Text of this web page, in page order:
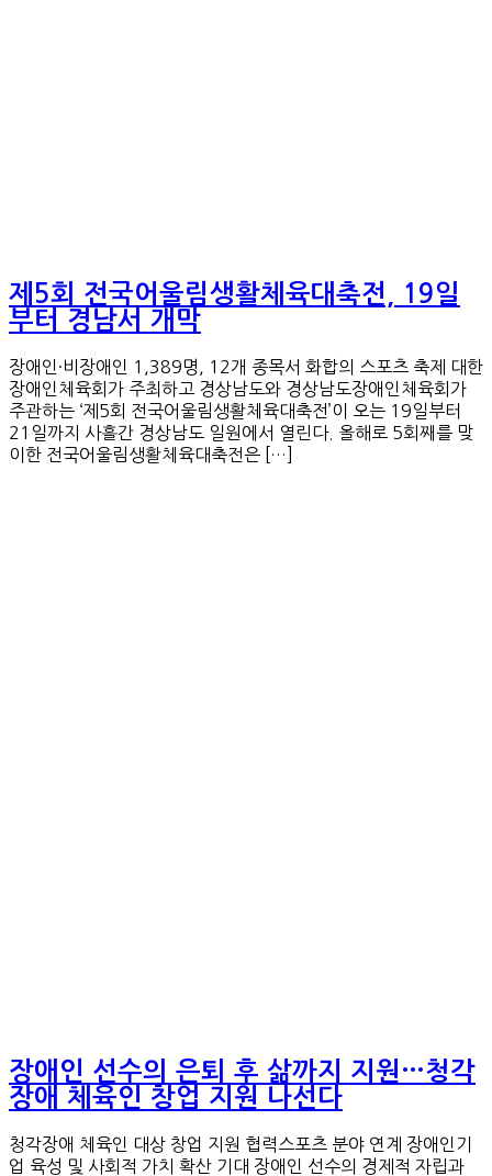
제5회 전국어울림생활체육대축전, 19일
부터 경남서 개막
장애인·비장애인 1,389명, 12개 종목서 화합의 스포츠 축제 대한
장애인체육회가 주최하고 경상남도와 경상남도장애인체육회가
주관하는 ‘제5회 전국어울림생활체육대축전’이 오는 19일부터
21일까지 사흘간 경상남도 일원에서 열린다. 올해로 5회째를 맞
이한 전국어울림생활체육대축전은 […]
장애인 선수의 은퇴 후 삶까지 지원…청각
장애 체육인 창업 지원 나선다
청각장애 체육인 대상 창업 지원 협력스포츠 분야 연계 장애인기
업 육성 및 사회적 가치 확산 기대 장애인 선수의 경제적 자립과